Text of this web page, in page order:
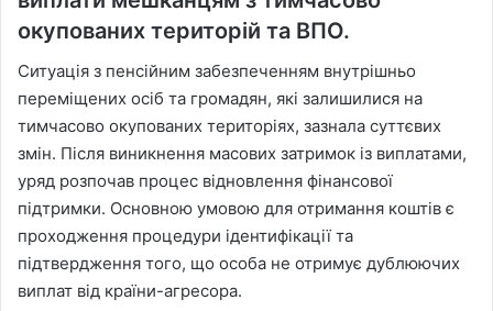
окупованих територій та ВПО.
Ситуація з пенсійним забезпеченням внутрішньо
переміщених осіб та громадян, які залишилися на
тимчасово окупованих територіях, зазнала суттєвих
змін. Після виникнення масових затримок із виплатами,
уряд розпочав процес відновлення фінансової
підтримки. Основною умовою для отримання коштів є
проходження процедури ідентифікації та
підтвердження того, що особа не отримує дублюючих
виплат від країни-агресора.